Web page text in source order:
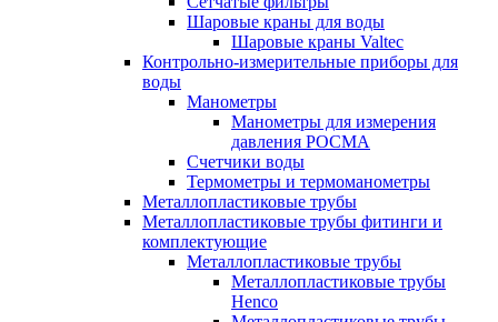
Шаровые краны для воды
Шаровые краны Valtec
Контрольно-измерительные приборы для
воды
Манометры
Манометры для измерения
давления РОСМА
Счетчики воды
Термометры и термоманометры
Металлопластиковые трубы
Металлопластиковые трубы фитинги и
комплектующие
Металлопластиковые трубы
Металлопластиковые трубы
Henco